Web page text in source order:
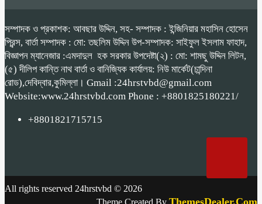
সম্পাদক ও প্রকাশক: আবছার উদ্দিন, সহ- সম্পাদক : ইন্জিনিয়ার মহাসিন হোসেন
প্রিন্স, বার্তা সম্পাদক : মো: তছলিম উদ্দিন উপ-সম্পাদক: সাইফুল ইসলাম ফাহাদ,
বিজ্ঞাপন ম্যানেজার :এমদাদুল হক সরকার উপদেষ্টা(২) : মো: শামছু উদ্দিন লিটন,
(৫) দীলিপ কান্তি নাথ বার্তা ও বানিজ্যিক কার্যালয়: নিউ মার্কেট(চান্দিনা
রোড),দেবিদ্বার,কুমিল্লা। Gmail :24hrstvbd@gmail.com
Website:www.24hrstvbd.com Phone : +8801825180221/
+8801821715715
All rights reserved 24hrstvbd © 2026